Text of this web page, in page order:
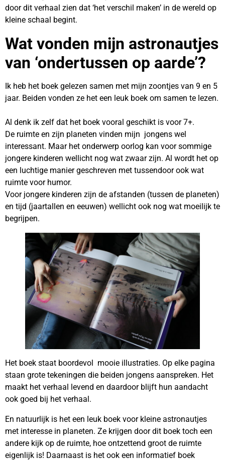
door dit verhaal zien dat ‘het verschil maken’ in de wereld op
kleine schaal begint.
Wat vonden mijn astronautjes
van ‘ondertussen op aarde’?
Ik heb het boek gelezen samen met mijn zoontjes van 9 en 5
jaar. Beiden vonden ze het een leuk boek om samen te lezen.
Al denk ik zelf dat het boek vooral geschikt is voor 7+.
De ruimte en zijn planeten vinden mijn jongens wel
interessant. Maar het onderwerp oorlog kan voor sommige
jongere kinderen wellicht nog wat zwaar zijn. Al wordt het op
een luchtige manier geschreven met tussendoor ook wat
ruimte voor humor.
Voor jongere kinderen zijn de afstanden (tussen de planeten)
en tijd (jaartallen en eeuwen) wellicht ook nog wat moeilijk te
begrijpen.
Het boek staat boordevol mooie illustraties. Op elke pagina
staan grote tekeningen die beiden jongens aanspreken. Het
maakt het verhaal levend en daardoor blijft hun aandacht
ook goed bij het verhaal.
En natuurlijk is het een leuk boek voor kleine astronautjes
met interesse in planeten. Ze krijgen door dit boek toch een
andere kijk op de ruimte, hoe ontzettend groot de ruimte
eigenlijk is! Daarnaast is het ook een informatief boek